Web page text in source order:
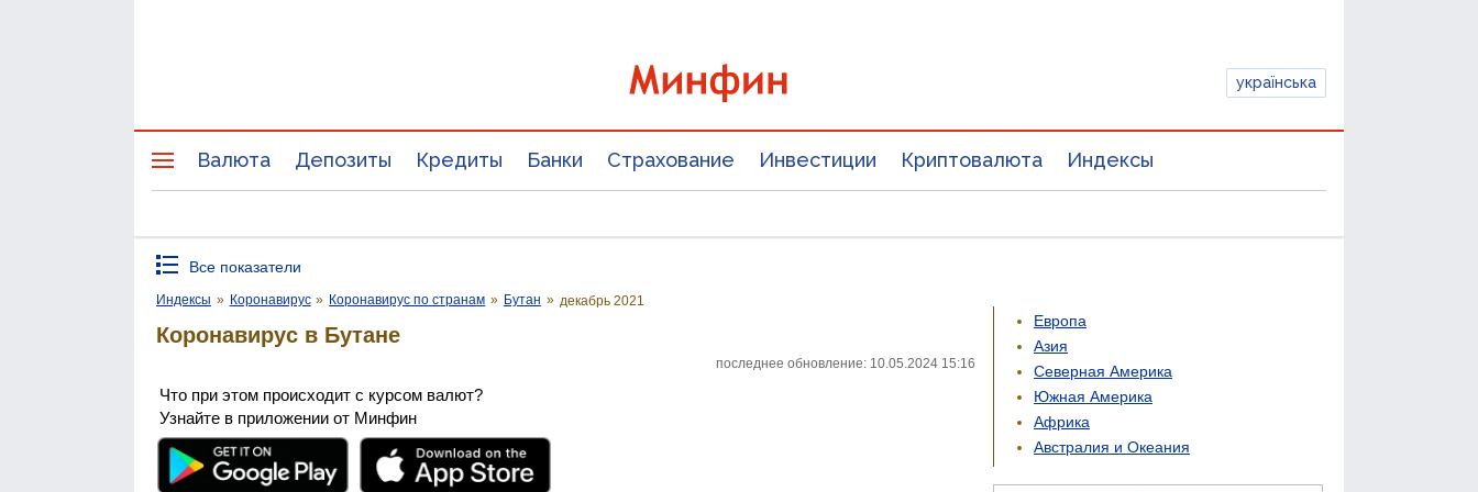
українська
Валюта Депозиты Кредиты Банки Страхование Инвестиции Криптовалюта Индексы
Все показатели
Индексы » Коронавирус » Коронавирус по странам » Бутан » декабрь 2021
Коронавирус в Бутане
последнее обновление: 10.05.2024 15:16
Что при этом происходит с курсом валют?
Узнайте в приложении от Минфин
Европа
Азия
Северная Америка
Южная Америка
Африка
Австралия и Океания